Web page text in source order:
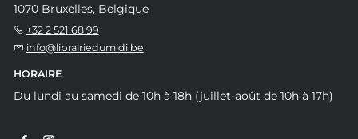
1070 Bruxelles, Belgique
+32 2 521 68 99
info@librairiedumidi.be
HORAIRE
Du lundi au samedi de 10h à 18h (juillet-août de 10h à 17h)